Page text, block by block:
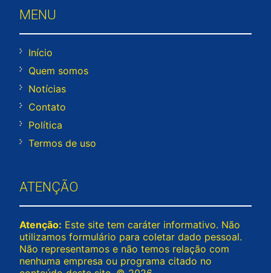
MENU
Início
Quem somos
Notícias
Contato
Política
Termos de uso
ATENÇÃO
Atenção: Este site tem caráter informativo. Não
utilizamos formulário para coletar dado pessoal.
Não representamos e não temos relação com
nenhuma empresa ou programa citado no